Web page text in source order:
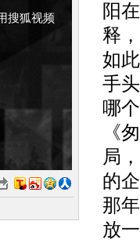
搜狐视频
阳
释
如
手
哪
《
局
的
那
放